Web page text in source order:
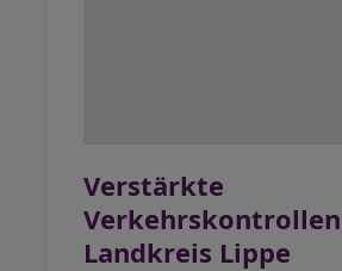
Verstärkte
Landkreis Lippe